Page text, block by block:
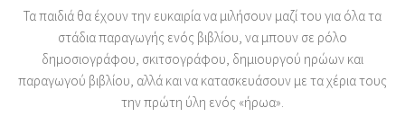
Τα παιδιά θα έχουν την ευκαιρία να μιλήσουν μαζί του για όλα τα
στάδια παραγωγής ενός βιβλίου, να μπουν σε ρόλο
δημοσιογράφου, σκιτσογράφου, δημιουργού ηρώων και
παραγωγού βιβλίου, αλλά και να κατασκευάσουν με τα χέρια τους
την πρώτη ύλη ενός «ήρωα».